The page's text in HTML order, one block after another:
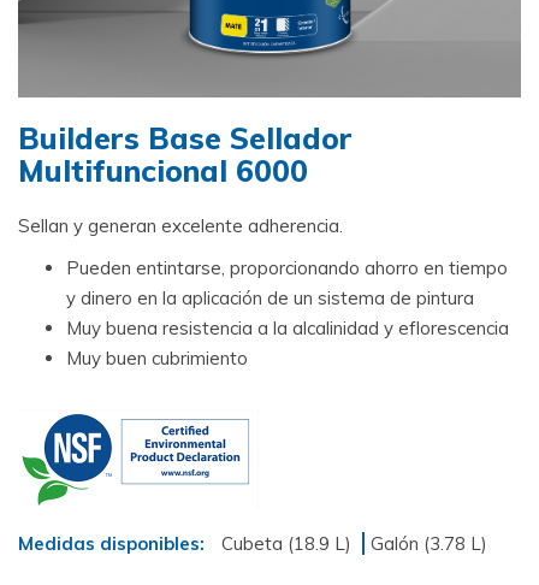
Builders Base Sellador
Multifuncional 6000
Sellan y generan excelente adherencia.
Pueden entintarse, proporcionando ahorro en tiempo
y dinero en la aplicación de un sistema de pintura
Muy buena resistencia a la alcalinidad y eflorescencia
Muy buen cubrimiento
Medidas disponibles: Cubeta (18.9 L) Galón (3.78 L)